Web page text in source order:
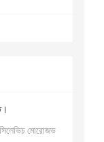
মোরোজভ